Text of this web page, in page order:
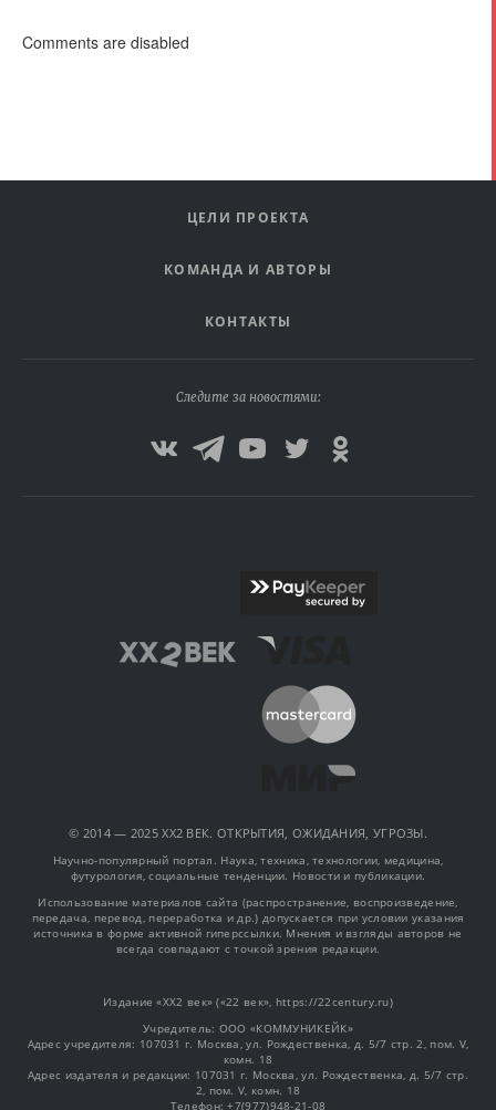
Comments are disabled
ЦЕЛИ ПРОЕКТА
КОМАНДА И АВТОРЫ
КОНТАКТЫ
Следите за новостями:
© 2014 — 2025 XX2 ВЕК. ОТКРЫТИЯ, ОЖИДАНИЯ, УГРОЗЫ.
Научно-популярный портал. Наука, техника, технологии, медицина,
футурология, социальные тенденции. Новости и публикации.
Использование материалов сайта (распространение, воспроизведение,
передача, перевод, переработка и др.) допускается при условии указания
источника в форме активной гиперссылки. Мнения и взгляды авторов не
всегда совпадают с точкой зрения редакции.
Издание «XX2 век» («22 век», https://22century.ru)
Учредитель: OOO «КОММУНИКЕЙК»
Адрес учредителя: 107031 г. Москва, ул. Рождественка, д. 5/7 стр. 2, пом. V,
комн. 18
Адрес издателя и редакции: 107031 г. Москва, ул. Рождественка, д. 5/7 стр.
2, пом. V, комн. 18
Телефон: +7(977)948-21-08